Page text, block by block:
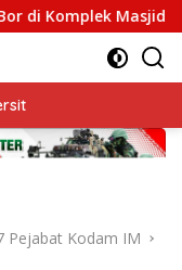
Komplek Masjid Desa
Pejabat Kodam IM